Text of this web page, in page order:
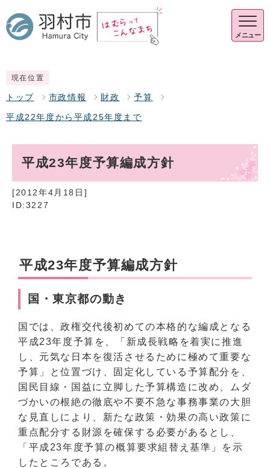
メニュー
現在位置
トップ 市政情報 財政 予算
平成22年度から平成25年度まで
平成23年度予算編成方針
[2012年4月18日]
ID:3227
平成23年度予算編成方針
国・東京都の動き
国では、政権交代後初めての本格的な編成となる
平成23年度予算を、「新成長戦略を着実に推進
し、元気な日本を復活させるために極めて重要な
予算」と位置づけ、固定化している予算配分を、
国民目線・国益に立脚した予算構造に改め、ムダ
づかいの根絶の徹底や不要不急な事務事業の大胆
な見直しにより、新たな政策・効果の高い政策に
重点配分する財源を確保する必要があるとし、
「平成23年度予算の概算要求組替え基準」を示
したところである。